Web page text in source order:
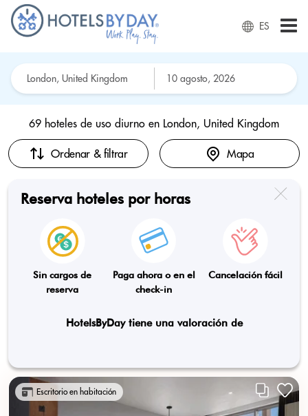
ES
69 hoteles de uso diurno en London, United Kingdom
Ordenar & filtrar Mapa
Reserva hoteles por horas
Sin cargos de
reserva
Paga ahora o en el
check-in
Cancelación fácil
HotelsByDay tiene una valoración de
Escritorio en habitación